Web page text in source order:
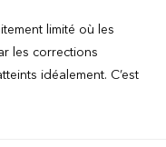
limité où les
les corrections
idéalement. C’est